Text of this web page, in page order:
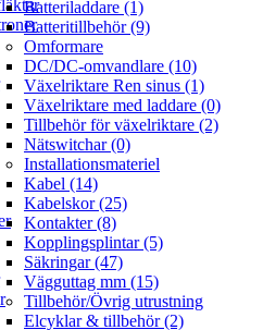
Batteriladdare (1)
Batteritillbehör (9)
Omformare
DC/DC-omvandlare (10)
Växelriktare Ren sinus (1)
Växelriktare med laddare (0)
Tillbehör för växelriktare (2)
Nätswitchar (0)
Installationsmateriel
Kabel (14)
Kabelskor (25)
Kontakter (8)
Kopplingsplintar (5)
Säkringar (47)
Vägguttag mm (15)
Tillbehör/Övrig utrustning
Elcyklar & tillbehör (2)